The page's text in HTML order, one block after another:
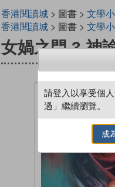
香港閱讀城> 圖書 > 文學
香港閱讀城> 圖書 > 文學
女媧之門 3 神
請登入以享受個
過」繼續瀏覽。
成